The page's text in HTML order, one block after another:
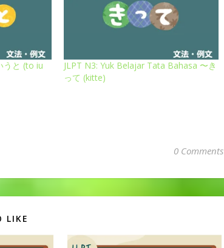
うと (to iu
JLPT N3: Yuk Belajar Tata Bahasa 〜き
って (kitte)
0 Comments
LIKE